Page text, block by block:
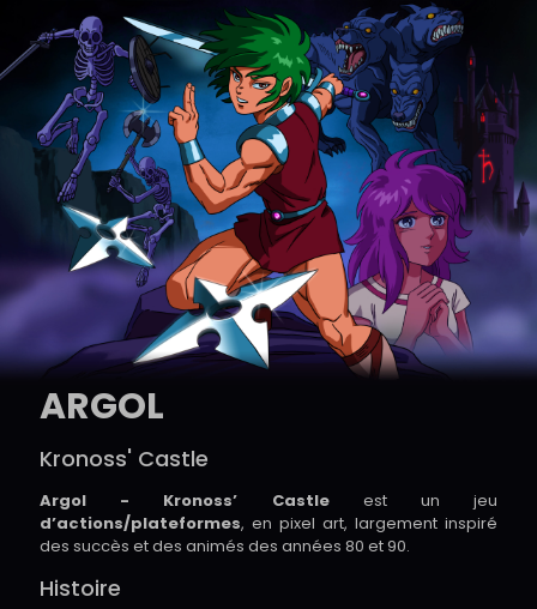
ARGOL
Kronoss' Castle
Argol - Kronoss’ Castleest un jeu
d’actions/plateformes, en pixel art, largement inspiré
des succès et des animés des années 80 et 90.
Histoire